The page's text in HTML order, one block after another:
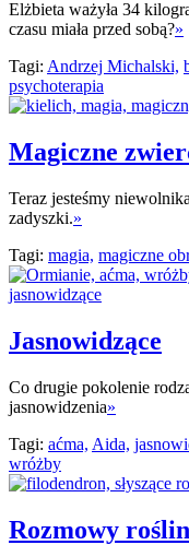
Elżbieta ważyła 34
czasu miała przed sobą?»
Tagi: Andrzej Michalski,
psychoterapia
Magiczne
Teraz jesteśmy
zadyszki.»
Tagi: magia, magiczne
Jasnowidzące
Co drugie pokolenie
jasnowidzenia»
Tagi: aćma, Aida,
wróżby
Rozmowy roślin